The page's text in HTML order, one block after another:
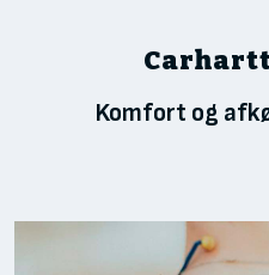
Komfort og